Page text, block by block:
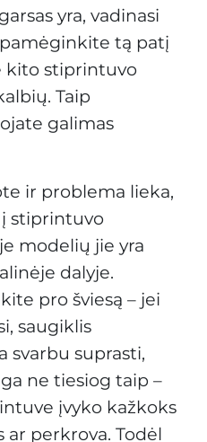
yra, vadinasi
tą patį
kito stiprintuvo
Taip
galimas
ir problema lieka,
stiprintuvo
modelių jie yra
dalyje.
pro šviesą – jei
saugiklis
svarbu suprasti,
ne tiesiog taip –
įvyko kažkoks
perkrova. Todėl